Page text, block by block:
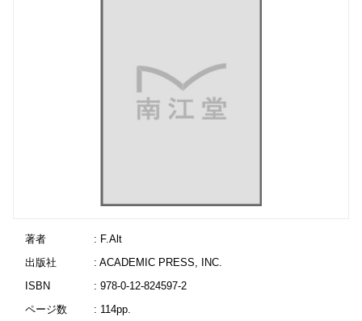
著者
: F.Alt
出版社
: ACADEMIC PRESS, INC.
ISBN
: 978-0-12-824597-2
ページ数
: 114pp.